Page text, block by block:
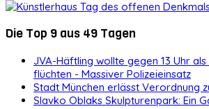
Die Top 9 aus 49 Tagen
JVA-Häftling wollte gegen 13 Uhr
flüchten - Massiver Polizeieinsatz
Stadt München erlässt Verordnung
Slavko Oblaks Skulpturenpark: Ein